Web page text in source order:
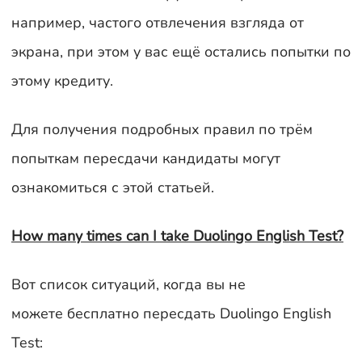
например, частого отвлечения взгляда от
экрана, при этом у вас ещё остались попытки по
этому кредиту.
Для получения подробных правил по трём
попыткам пересдачи кандидаты могут
ознакомиться с этой статьей.
How many times can I take Duolingo English Test?
Вот список ситуаций, когда вы не
можете бесплатно пересдать Duolingo English
Test: